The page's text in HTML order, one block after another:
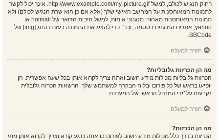
רחוק הנגיש לכולם, למשל http://www.example.com/my-picture.gif. אינך יכול לקשר
לתמונות המאוחסנות על המחשב האישי שלך (אלא אם כן הוא שרת הנגיש לכולם) ולא
תמונות המאוחסנות מאחורי מנגנוני אימות, למשל תיבות הדואר של hotmail או
yahoo, אתרים המוגנים בססמה, וכד'. כדי להציג את התמונה בעזרת התג [img] של
BBCode.
חזרה למעלה
מה הן הכרזות גלובליות?
הכרזות גלובליות מכילות מידע חשוב ואתה צריך לקרוא אותן בכל שעה אפשרית. הן
יופיעו בראש של כל פורום ובלוח הבקרה למשתמש שלך. הרשאות הכרזה גלובלית
נקבעות על־ידי המנהל הראשי של המערכת.
חזרה למעלה
מה הן הכרזות?
הכרזות בדרך כלל מכילות מידע חשוב לפורום בו אתה כרגע קורא וצריך לקרוא אותן מתי